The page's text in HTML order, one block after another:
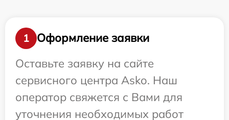
1
Оформление заявки
Оставьте заявку на сайте
сервисного центра Asko. Наш
оператор свяжется с Вами для
уточнения необходимых работ